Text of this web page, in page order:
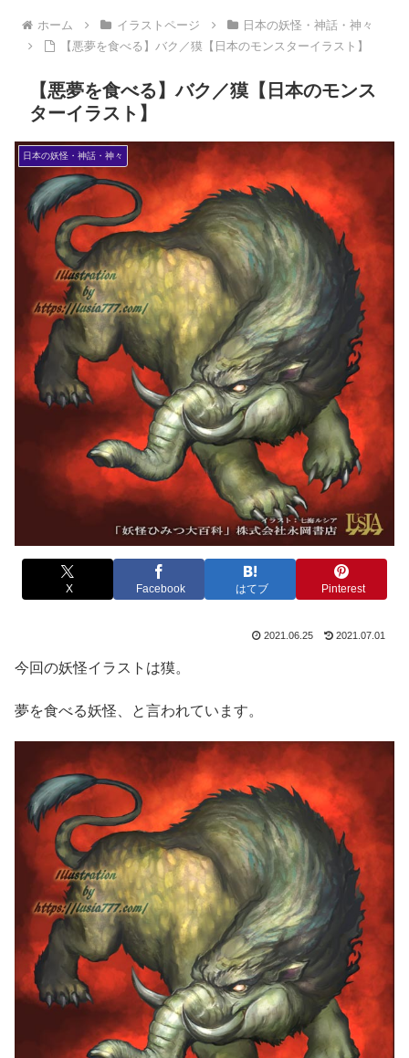
ホーム イラストページ
日本の妖怪・神話・神々
【悪夢を食べる】バク／獏【日本のモンスターイラスト】
【悪夢を食べる】バク／獏【日本のモンス
ターイラスト】
日本の妖怪・神話・神々
X Facebook はてブ Pinterest
2021.06.25 2021.07.01
今回の妖怪イラストは獏。
夢を食べる妖怪、と言われています。